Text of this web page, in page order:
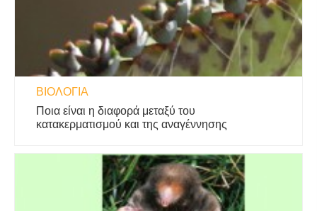
ΒΙΟΛΟΓΊΑ
Ποια είναι η διαφορά μεταξύ του
κατακερματισμού και της αναγέννησης